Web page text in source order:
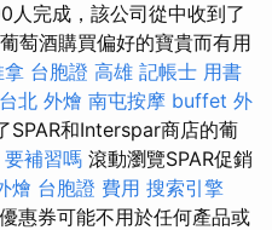
完成，該公司從中收到了
萄酒購買偏好的寶貴而有用
拿 台胞證 高雄 記帳士 用書
台北 外燴 南屯按摩 buffet 外
SPAR和Interspar商店的葡
補習嗎 滾動瀏覽SPAR促銷
燴 台胞證 費用 搜索引擎
優惠券可能不用於任何產品或